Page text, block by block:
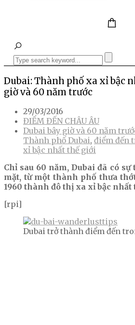
Dubai: Thành phố xa xỉ bậc
giờ và 60 năm trước
29/03/2016
ĐIỂM ĐẾN CHÂU ÂU
Dubai bây giờ và 60 năm
Thành phố Dubai, điểm đến
xỉ bậc nhất thế giới
Chỉ sau 60 năm, Dubai đã có
mặt, từ một thành phố thưa
1960 thành đô thị xa xỉ bậc nhất
[rpi]
Dubai trở thành điểm đến